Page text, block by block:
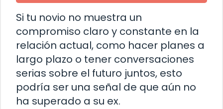
Si tu novio no muestra un
compromiso claro y constante en la
relación actual, como hacer planes a
largo plazo o tener conversaciones
serias sobre el futuro juntos, esto
podría ser una señal de que aún no
ha superado a su ex.